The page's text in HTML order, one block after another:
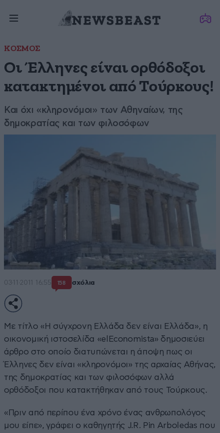
ΚΟΣΜΟΣ
Οι Έλληνες είναι ορθόδοξοι
κατακτημένοι από Τούρκους!
Και όχι «κληρονόμοι» των Αθηναίων, της
δημοκρατίας και των φιλοσόφων
03·11·2011 16:55 158 σχόλια
Με τίτλο «Η σύγχρονη Ελλάδα δεν είναι Ελλάδα», η
οικονομική ιστοσελίδα «elEconomista» δημοσιεύει
άρθρο στο οποίο διατυπώνεται η άποψη πως οι
Έλληνες δεν είναι «κληρονόμοι» της αρχαίας Αθήνας,
της δημοκρατίας και των φιλοσόφων αλλά
ορθόδοξοι που κατακτήθηκαν από τους Τούρκους.
«Πριν από περίπου ένα χρόνο ένας ανθρωπολόγος
μου είπε», γράφει ο καθηγητής J.R. Pin Arboledas που